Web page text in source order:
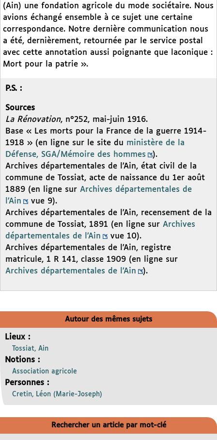
(Ain) une fondation agricole du mode sociétaire. Nous
avions échangé ensemble à ce sujet une certaine
correspondance. Notre dernière communication nous
a été, dernièrement, retournée par le service postal
avec cette annotation aussi poignante que laconique :
Mort pour la patrie ».
P.S. :
Sources
La Rénovation, n°252, mai-juin 1916.
Base « Les morts pour la France de la guerre 1914-
1918 » (en ligne sur le site du ministère de la
Défense, SGA/Mémoire des hommes
).
Archives départementales de l’Ain, état civil de la
commune de Tossiat, acte de naissance du 1er août
1889 (en ligne sur Archives départementales de
l’Ain
vue 9).
Archives départementales de l’Ain, recensement de la
commune de Tossiat, 1891 (en ligne sur Archives
départementales de l’Ain
vue 10).
Archives départementales de l’Ain, registre
matricule, 1 R 141, classe 1909 (en ligne sur
Archives départementales de l’Ain
).
Autour des mêmes sujets
Lieux :
Tossiat, Ain
Notions :
Association agricole
Personnes :
Cretin, Léon (Marie-Joseph)
Rechercher un article par mot-clé